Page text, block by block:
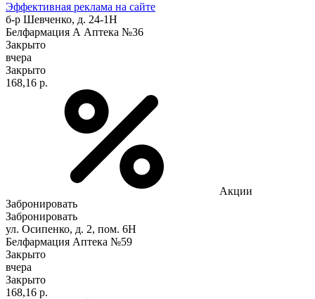
Эффективная реклама на сайте
б-р Шевченко, д. 24-1Н
Белфармация А Аптека №36
Закрыто
вчера
Закрыто
168,16 р.
Акции
Забронировать
Забронировать
ул. Осипенко, д. 2, пом. 6Н
Белфармация Аптека №59
Закрыто
вчера
Закрыто
168,16 р.